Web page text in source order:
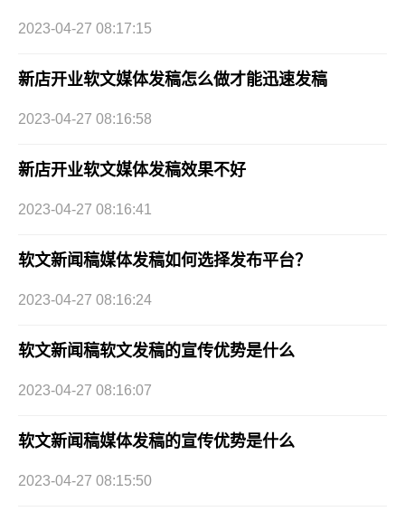
2023-04-27 08:17:15
新店开业软文媒体发稿怎么做才能迅速发稿
2023-04-27 08:16:58
新店开业软文媒体发稿效果不好
2023-04-27 08:16:41
软文新闻稿媒体发稿如何选择发布平台？
2023-04-27 08:16:24
软文新闻稿软文发稿的宣传优势是什么
2023-04-27 08:16:07
软文新闻稿媒体发稿的宣传优势是什么
2023-04-27 08:15:50